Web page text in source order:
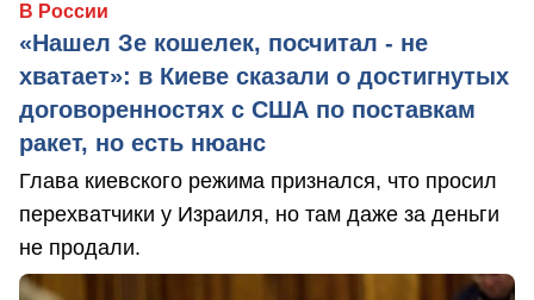
В России
«Нашел Зе кошелек, посчитал - не
хватает»: в Киеве сказали о достигнутых
договоренностях с США по поставкам
ракет, но есть нюанс
Глава киевского режима признался, что просил
перехватчики у Израиля, но там даже за деньги
не продали.